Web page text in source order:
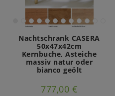
Nachtschrank CASERA
50x47x42cm
Kernbuche, Asteiche
massiv natur oder
bianco geölt
777,00 €